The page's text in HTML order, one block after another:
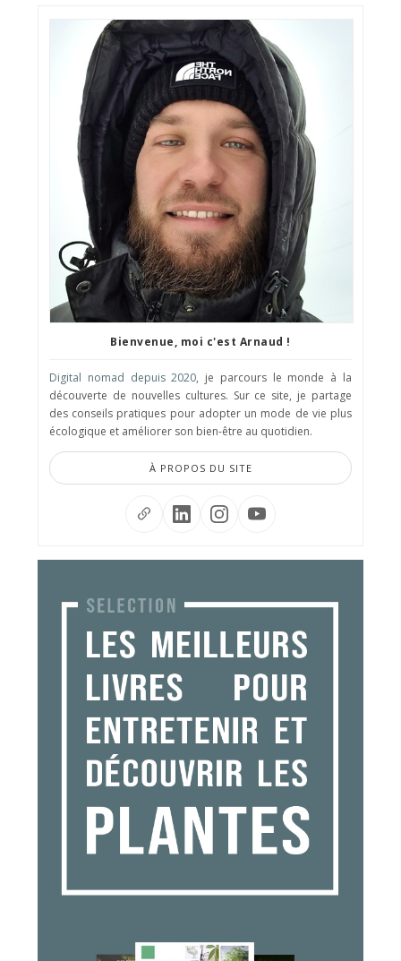
Bienvenue, moi c'est Arnaud !
Digital nomad depuis 2020, je parcours le monde à la
découverte de nouvelles cultures. Sur ce site, je partage
des conseils pratiques pour adopter un mode de vie plus
écologique et améliorer son bien-être au quotidien.
À PROPOS DU SITE